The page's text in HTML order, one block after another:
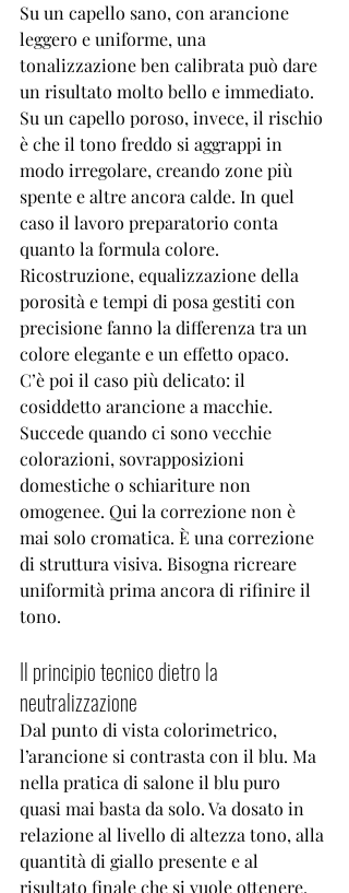
Su un capello sano, con arancione
leggero e uniforme, una
tonalizzazione ben calibrata può dare
un risultato molto bello e immediato.
Su un capello poroso, invece, il rischio
è che il tono freddo si aggrappi in
modo irregolare, creando zone più
spente e altre ancora calde. In quel
caso il lavoro preparatorio conta
quanto la formula colore.
Ricostruzione, equalizzazione della
porosità e tempi di posa gestiti con
precisione fanno la differenza tra un
colore elegante e un effetto opaco.
C’è poi il caso più delicato: il
cosiddetto arancione a macchie.
Succede quando ci sono vecchie
colorazioni, sovrapposizioni
domestiche o schiariture non
omogenee. Qui la correzione non è
mai solo cromatica. È una correzione
di struttura visiva. Bisogna ricreare
uniformità prima ancora di rifinire il
tono.
Il principio tecnico dietro la
neutralizzazione
Dal punto di vista colorimetrico,
l’arancione si contrasta con il blu. Ma
nella pratica di salone il blu puro
quasi mai basta da solo. Va dosato in
relazione al livello di altezza tono, alla
quantità di giallo presente e al
risultato finale che si vuole ottenere.